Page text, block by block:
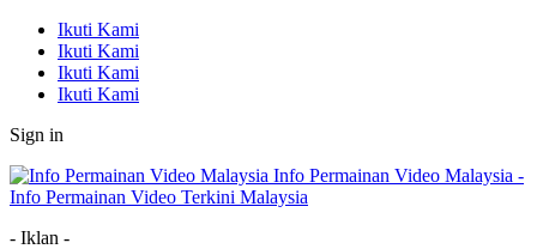
Ikuti Kami
Ikuti Kami
Ikuti Kami
Ikuti Kami
Sign in
Info Permainan Video Malaysia -
Info Permainan Video Terkini Malaysia
- Iklan -